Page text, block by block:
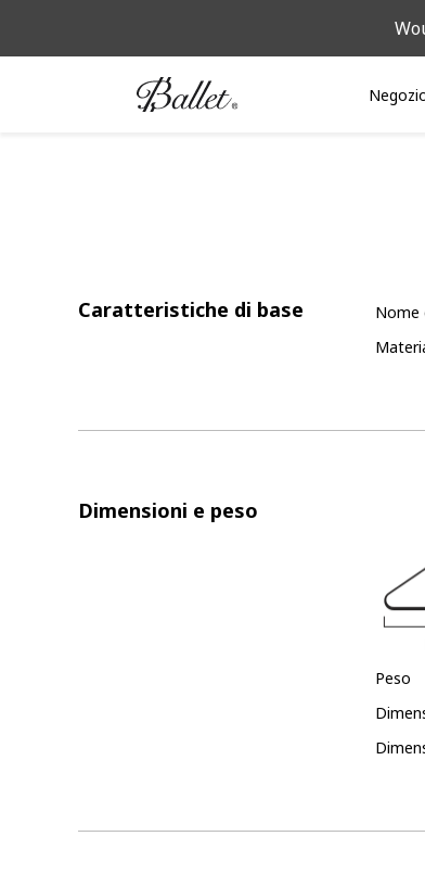
Caratteristiche di base
Nome
Dimensioni e peso
Peso